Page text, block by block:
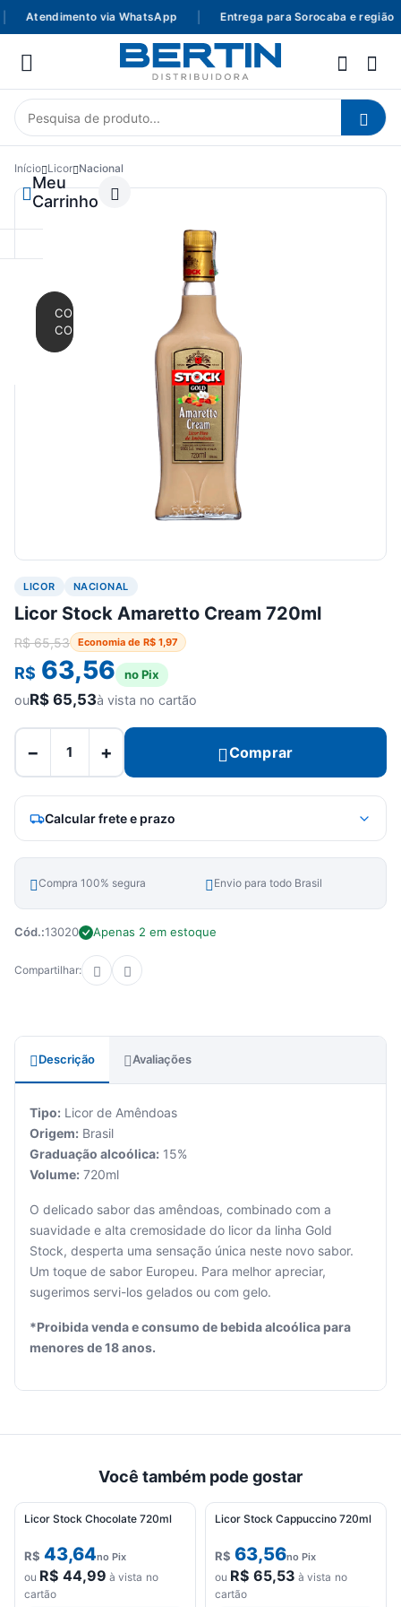
Atendimento via WhatsApp Entrega para Sorocaba e região
Meu
Carrinho
Seu
está
vazio.
para
CONTINUAR
COMPRANDO
Início Licor Nacional
LICOR NACIONAL
Licor Stock Amaretto Cream 720ml
R$65,53 Economia de R$ 1,97
R$ 63,56 no Pix
ouR$ 65,53à vista no cartão
− + Comprar
Calcular frete e prazo
Compra 100% segura Envio para todo Brasil
Cód.:13020 Apenas 2 em estoque
Compartilhar:
Descrição Avaliações
Tipo: Licor de Amêndoas
Origem: Brasil
Graduação alcoólica: 15%
Volume: 720ml
O delicado sabor das amêndoas, combinado com a
suavidade e alta cremosidade do licor da linha Gold
Stock, desperta uma sensação única neste novo sabor.
Um toque de sabor Europeu. Para melhor apreciar,
sugerimos servi-los gelados ou com gelo.
*Proibida venda e consumo de bebida alcoólica para
menores de 18 anos.
Você também pode gostar
Licor Stock Chocolate 720ml
R$ 43,64no Pix
ou R$ 44,99 à vista no
cartão
Licor Stock Cappuccino 720ml
R$ 63,56no Pix
ou R$ 65,53 à vista no
cartão